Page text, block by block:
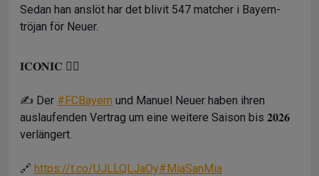
Sedan han anslöt har det blivit 547 matcher i Bayern-
tröjan för Neuer.
𝐈𝐂𝐎𝐍𝐈𝐂 😮‍💨
✍️ Der #FCBayern und Manuel Neuer haben ihren
auslaufenden Vertrag um eine weitere Saison bis 𝟐𝟎𝟐𝟔
verlängert.
🔗 https://t.co/UJLLQLJaOy#MiaSanMia